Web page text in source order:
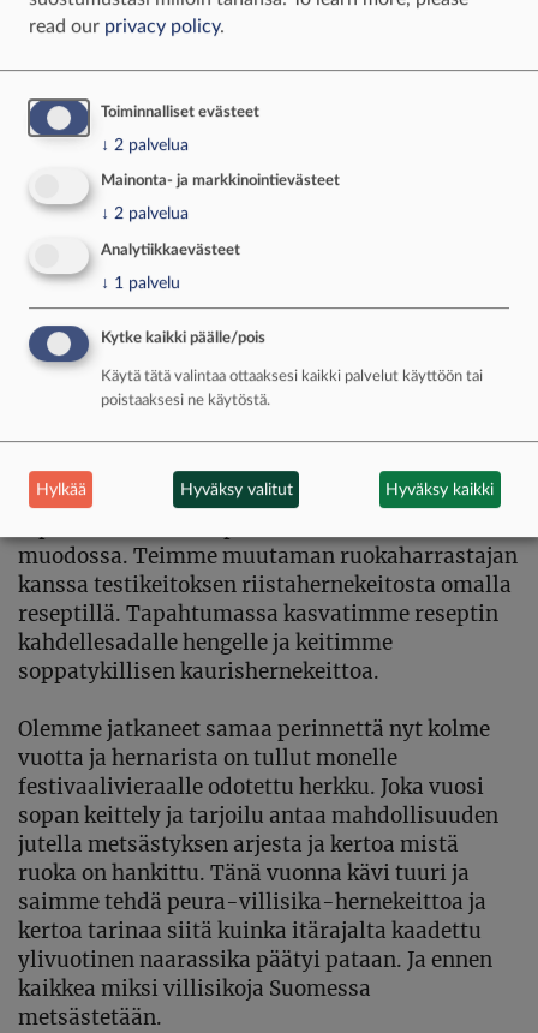
Nälkäiset festarivieraa jonottamassa soppaa
kiitollisina.
Keskustelu yli soppalautasten
Olen ollut mukana järjestämässä noin 200
ystävän kesäfestivaalia viitisentoista vuotta.
Aloitettuani metsästyksen halusin tuoda
muodossa. Teimme muutaman ruokaharrastajan
kanssa testikeitoksen riistahernekeitosta omalla
reseptillä. Tapahtumassa kasvatimme reseptin
kahdellesadalle hengelle ja keitimme
soppatykillisen kaurishernekeittoa.
Olemme jatkaneet samaa perinnettä nyt kolme
vuotta ja hernarista on tullut monelle
festivaalivieraalle odotettu herkku. Joka vuosi
sopan keittely ja tarjoilu antaa mahdollisuuden
jutella metsästyksen arjesta ja kertoa mistä
ruoka on hankittu. Tänä vuonna kävi tuuri ja
saimme tehdä peura-villisika-hernekeittoa ja
kertoa tarinaa siitä kuinka itärajalta kaadettu
ylivuotinen naarassika päätyi pataan. Ja ennen
kaikkea miksi villisikoja Suomessa
metsästetään.
read our privacy policy.
Toiminnalliset evästeet
↓ 2 palvelua
Mainonta- ja markkinointievästeet
↓ 2 palvelua
Analytiikkaevästeet
↓ 1 palvelu
Kytke kaikki päälle/pois
Käytä tätä valintaa ottaaksesi kaikki palvelut käyttöön tai
poistaaksesi ne käytöstä.
Hylkää Hyväksy valitut Hyväksy kaikki